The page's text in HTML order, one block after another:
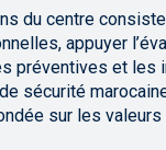
du centre
appuyer
préventives et les
sécurité
sur les